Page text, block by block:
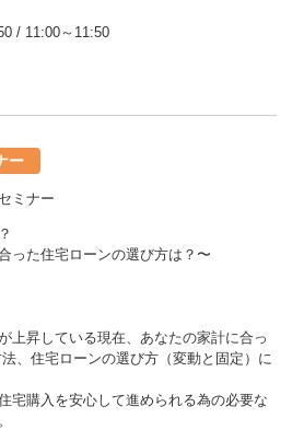
/ 11:00～11:50
ー
ミナー
った住宅ローンの選び方は？〜
上昇している現在、あなたの家計に合っ
、住宅ローンの選び方（変動と固定）に
宅購入を安心して進められる為の必要な